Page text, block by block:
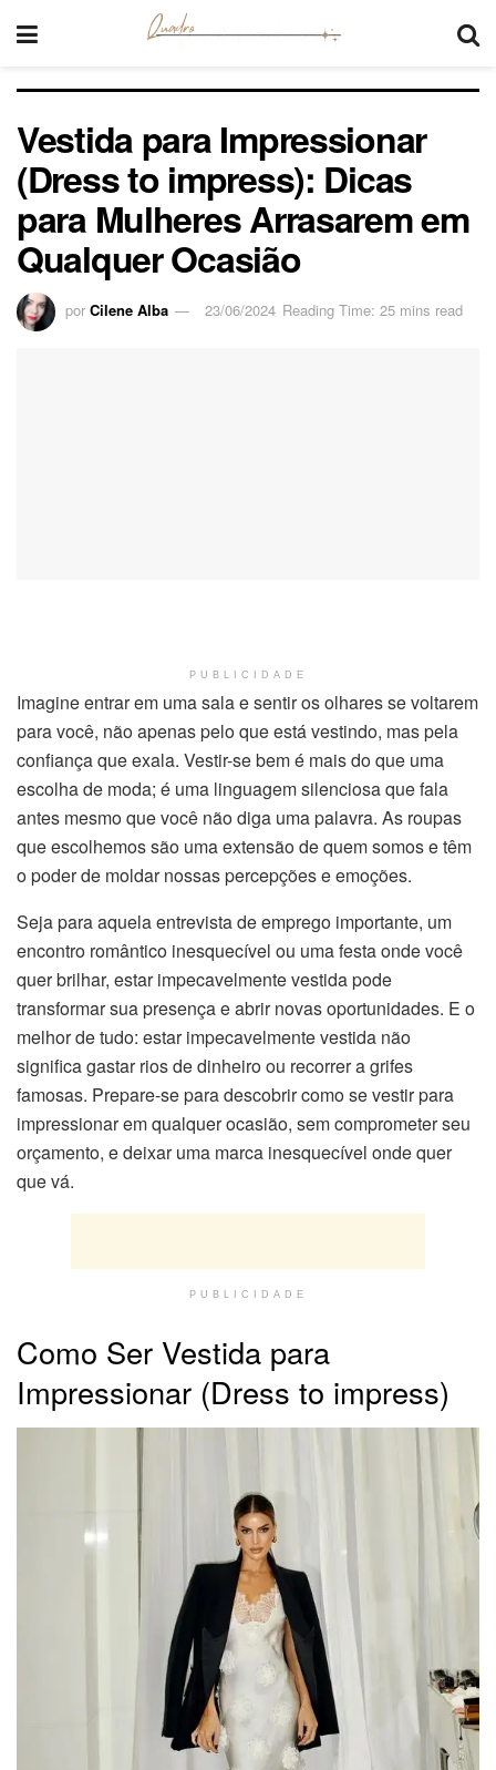
Vestida para Impressionar
(Dress to impress): Dicas
para Mulheres Arrasarem em
Qualquer Ocasião
por Cilene Alba 23/06/2024 Reading Time: 25 mins read
PUBLICIDADE
Imagine entrar em uma sala e sentir os olhares se voltarem
para você, não apenas pelo que está vestindo, mas pela
confiança que exala. Vestir-se bem é mais do que uma
escolha de moda; é uma linguagem silenciosa que fala
antes mesmo que você não diga uma palavra. As roupas
que escolhemos são uma extensão de quem somos e têm
o poder de moldar nossas percepções e emoções.
Seja para aquela entrevista de emprego importante, um
encontro romântico inesquecível ou uma festa onde você
quer brilhar, estar impecavelmente vestida pode
transformar sua presença e abrir novas oportunidades. E o
melhor de tudo: estar impecavelmente vestida não
significa gastar rios de dinheiro ou recorrer a grifes
famosas. Prepare-se para descobrir como se vestir para
impressionar em qualquer ocasião, sem comprometer seu
orçamento, e deixar uma marca inesquecível onde quer
que vá.
PUBLICIDADE
Como Ser Vestida para
Impressionar (Dress to impress)